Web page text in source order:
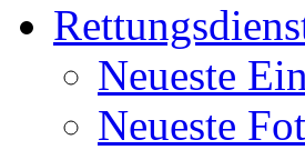
Neueste
Neueste